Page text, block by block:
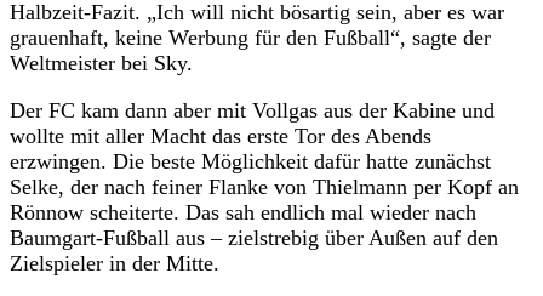
Halbzeit-Fazit. „Ich will nicht bösartig sein, aber es war
grauenhaft, keine Werbung für den Fußball“, sagte der
Weltmeister bei Sky.
Der FC kam dann aber mit Vollgas aus der Kabine und
wollte mit aller Macht das erste Tor des Abends
erzwingen. Die beste Möglichkeit dafür hatte zunächst
Selke, der nach feiner Flanke von Thielmann per Kopf an
Rönnow scheiterte. Das sah endlich mal wieder nach
Baumgart-Fußball aus – zielstrebig über Außen auf den
Zielspieler in der Mitte.